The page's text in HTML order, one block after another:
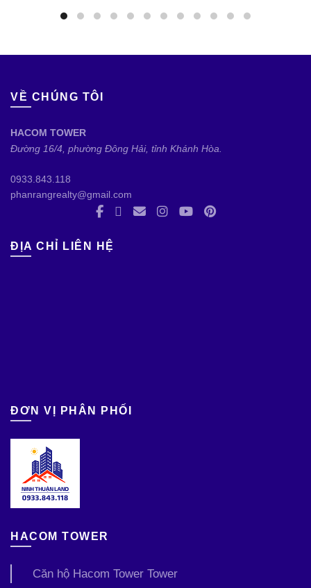
VỀ CHÚNG TÔI
HACOM TOWER
Đường 16/4, phường Đông Hải, tỉnh Khánh Hòa.
0933.843.118
phanrangrealty@gmail.com
ĐỊA CHỈ LIÊN HỆ
ĐƠN VỊ PHÂN PHỐI
HACOM TOWER
Căn hộ Hacom Tower Tower